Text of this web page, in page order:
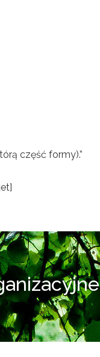
część formy).”